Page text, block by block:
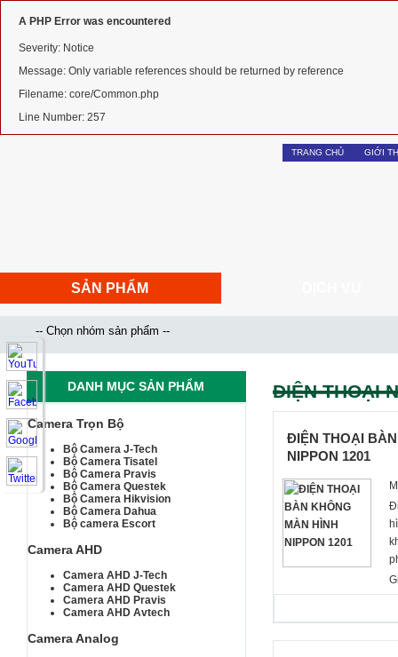
A PHP Error was encountered
Severity: Notice
Message: Only variable references should be returned by reference
Filename: core/Common.php
Line Number: 257
TRANG CHỦ GIỚI
SẢN PHẨM
ĐIỆN THOẠI
ĐIỆN THOẠI
NIPPON 1201
DANH MỤC SẢN PHẨM
Camera Trọn Bộ
Bộ Camera J-Tech
Bộ Camera Tisatel
Bộ Camera Pravis
Bộ Camera Questek
Bộ Camera Hikvision
Bộ Camera Dahua
Bộ camera Escort
Camera AHD
Camera AHD J-Tech
Camera AHD Questek
Camera AHD Pravis
Camera AHD Avtech
Camera Analog